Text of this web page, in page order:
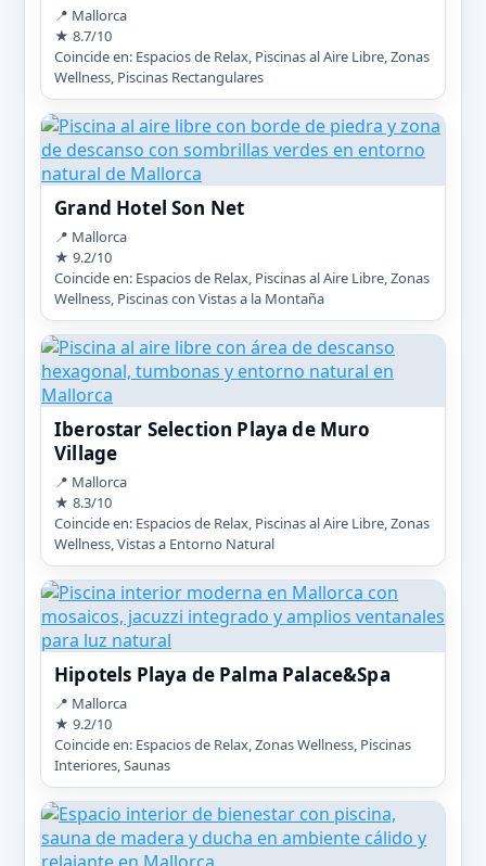
📍 Mallorca
★ 8.7/10
Coincide en: Espacios de Relax, Piscinas al Aire Libre, Zonas
Wellness, Piscinas Rectangulares
Grand Hotel Son Net
📍 Mallorca
★ 9.2/10
Coincide en: Espacios de Relax, Piscinas al Aire Libre, Zonas
Wellness, Piscinas con Vistas a la Montaña
Iberostar Selection Playa de Muro
Village
📍 Mallorca
★ 8.3/10
Coincide en: Espacios de Relax, Piscinas al Aire Libre, Zonas
Wellness, Vistas a Entorno Natural
Hipotels Playa de Palma Palace&Spa
📍 Mallorca
★ 9.2/10
Coincide en: Espacios de Relax, Zonas Wellness, Piscinas
Interiores, Saunas